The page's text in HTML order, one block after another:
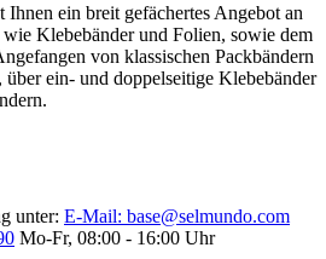
ein breit gefächertes Angebot an
Klebebänder und Folien, sowie dem
von klassischen Packbändern
ein- und doppelseitige Klebebänder
unter: E-Mail: base@selmundo.com
Mo-Fr, 08:00 - 16:00 Uhr